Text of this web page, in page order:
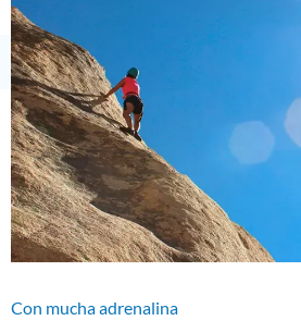
Con mucha adrenalina